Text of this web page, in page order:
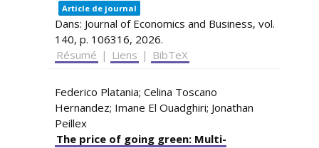
Article de journal
Dans: Journal of Economics and Business, vol.
140, p. 106316, 2026.
Résumé | Liens | BibTeX
Federico Platania; Celina Toscano
Hernandez; Imane El Ouadghiri; Jonathan
Peillex
The price of going green: Multi-